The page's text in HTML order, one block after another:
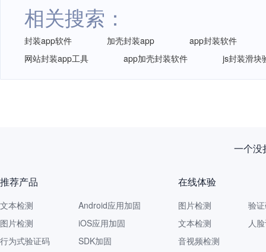
相关搜索：
封装app软件 加壳封装app
app封装软件
网站封装app工具
app加壳封装软件 js封装滑块
一个没
推荐产品
文本检测
图片检测
行为式验证码
Android应用加固
iOS应用加固
SDK加固
在线体验
图片检测
文本检测
音视频检测
验
人